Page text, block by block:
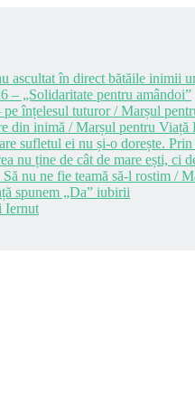
ascultat în direct bătăile inimii
– „Solidaritate pentru amândoi”
înțelesul tuturor / Marșul
din inimă / Marșul pentru Viață
sufletul ei nu și-o dorește.
nu ține de cât de mare ești, ci
nu ne fie teamă să-l rostim /
spunem „Da” iubirii
Iernut